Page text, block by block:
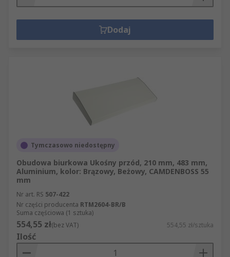
Dodaj
Tymczasowo niedostępny
Obudowa biurkowa Ukośny przód, 210 mm, 483 mm,
Aluminium, kolor: Brązowy, Beżowy, CAMDENBOSS 55
mm
Nr art. RS 507-422
Nr części producenta RTM2604-BR/B
Suma częściowa (1 sztuka)
554,55 zł(bez VAT) 554,55 zł/sztuka
Ilość